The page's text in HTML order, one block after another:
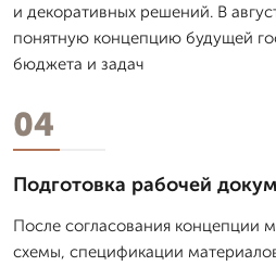
и декоративных решений. В
понятную концепцию будущей
бюджета и задач
04
Подготовка рабочей
После согласования концепции
схемы, спецификации